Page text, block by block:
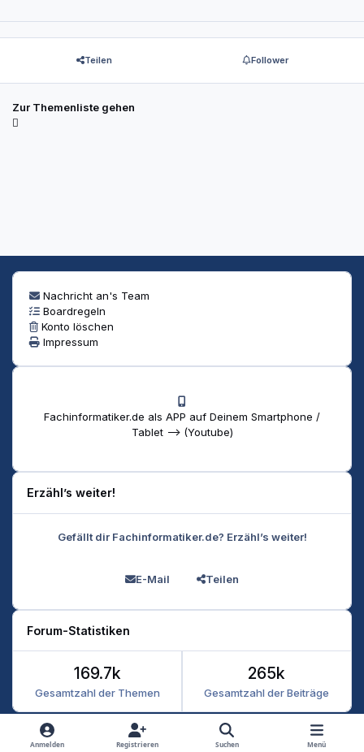
Teilen Follower
Zur Themenliste gehen
Nachricht an's Team
Boardregeln
Konto löschen
Impressum
Fachinformatiker.de als APP auf Deinem Smartphone /
Tablet --> (Youtube)
Erzähl’s weiter!
Gefällt dir Fachinformatiker.de? Erzähl’s weiter!
E-Mail Teilen
Forum-Statistiken
Gesamtzahl der Themen
169.7k
Gesamtzahl der Beiträge
265k
Heller Modus
Dunkler Modus
Systemeinstellung
Anmelden Registrieren Suchen Menü